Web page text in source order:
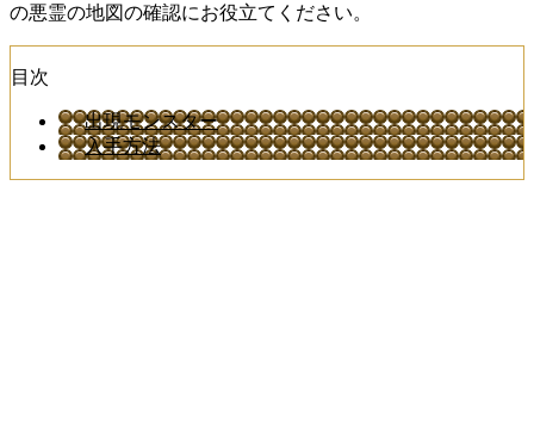
の悪霊の地図の確認にお役立てください。
目次
出現モンスター
入手方法